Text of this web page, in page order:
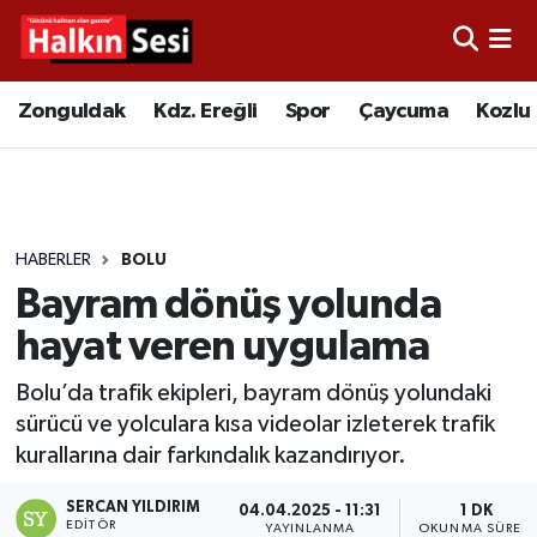
Zonguldak Kdz. Ereğli Spor Çaycuma Kozlu
HABERLER BOLU
Bayram dönüş yolunda
hayat veren uygulama
Bolu’da trafik ekipleri, bayram dönüş yolundaki
sürücü ve yolculara kısa videolar izleterek trafik
kurallarına dair farkındalık kazandırıyor.
SERCAN YILDIRIM
EDITÖR
04.04.2025 - 11:31
YAYINLANMA
1 DK
OKUNMA SÜRESI
Video
Çaycuma
Alaplı
Asayiş
Bartın
Karabük
Merkez Hava Durumu
Tüm Manşetler
Son Dakika Haberleri
Haber Arşivi